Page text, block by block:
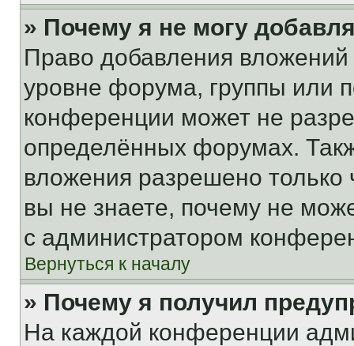
» Почему я не могу
Право добавления
уровне форума, группы или
конференции может не
определённых форумах.
вложения разрешено
вы не знаете, почему не
с администратором
Вернуться к началу
» Почему я получил
На каждой конференции